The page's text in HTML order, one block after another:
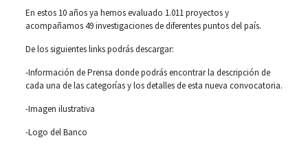
En estos 10 años ya hemos evaluado 1.011 proyectos y
acompañamos 49 investigaciones de diferentes puntos del país.
De los siguientes links podrás descargar:
-Información de Prensa donde podrás encontrar la descripción de
cada una de las categorías y los detalles de esta nueva convocatoria.
-Imagen ilustrativa
-Logo del Banco